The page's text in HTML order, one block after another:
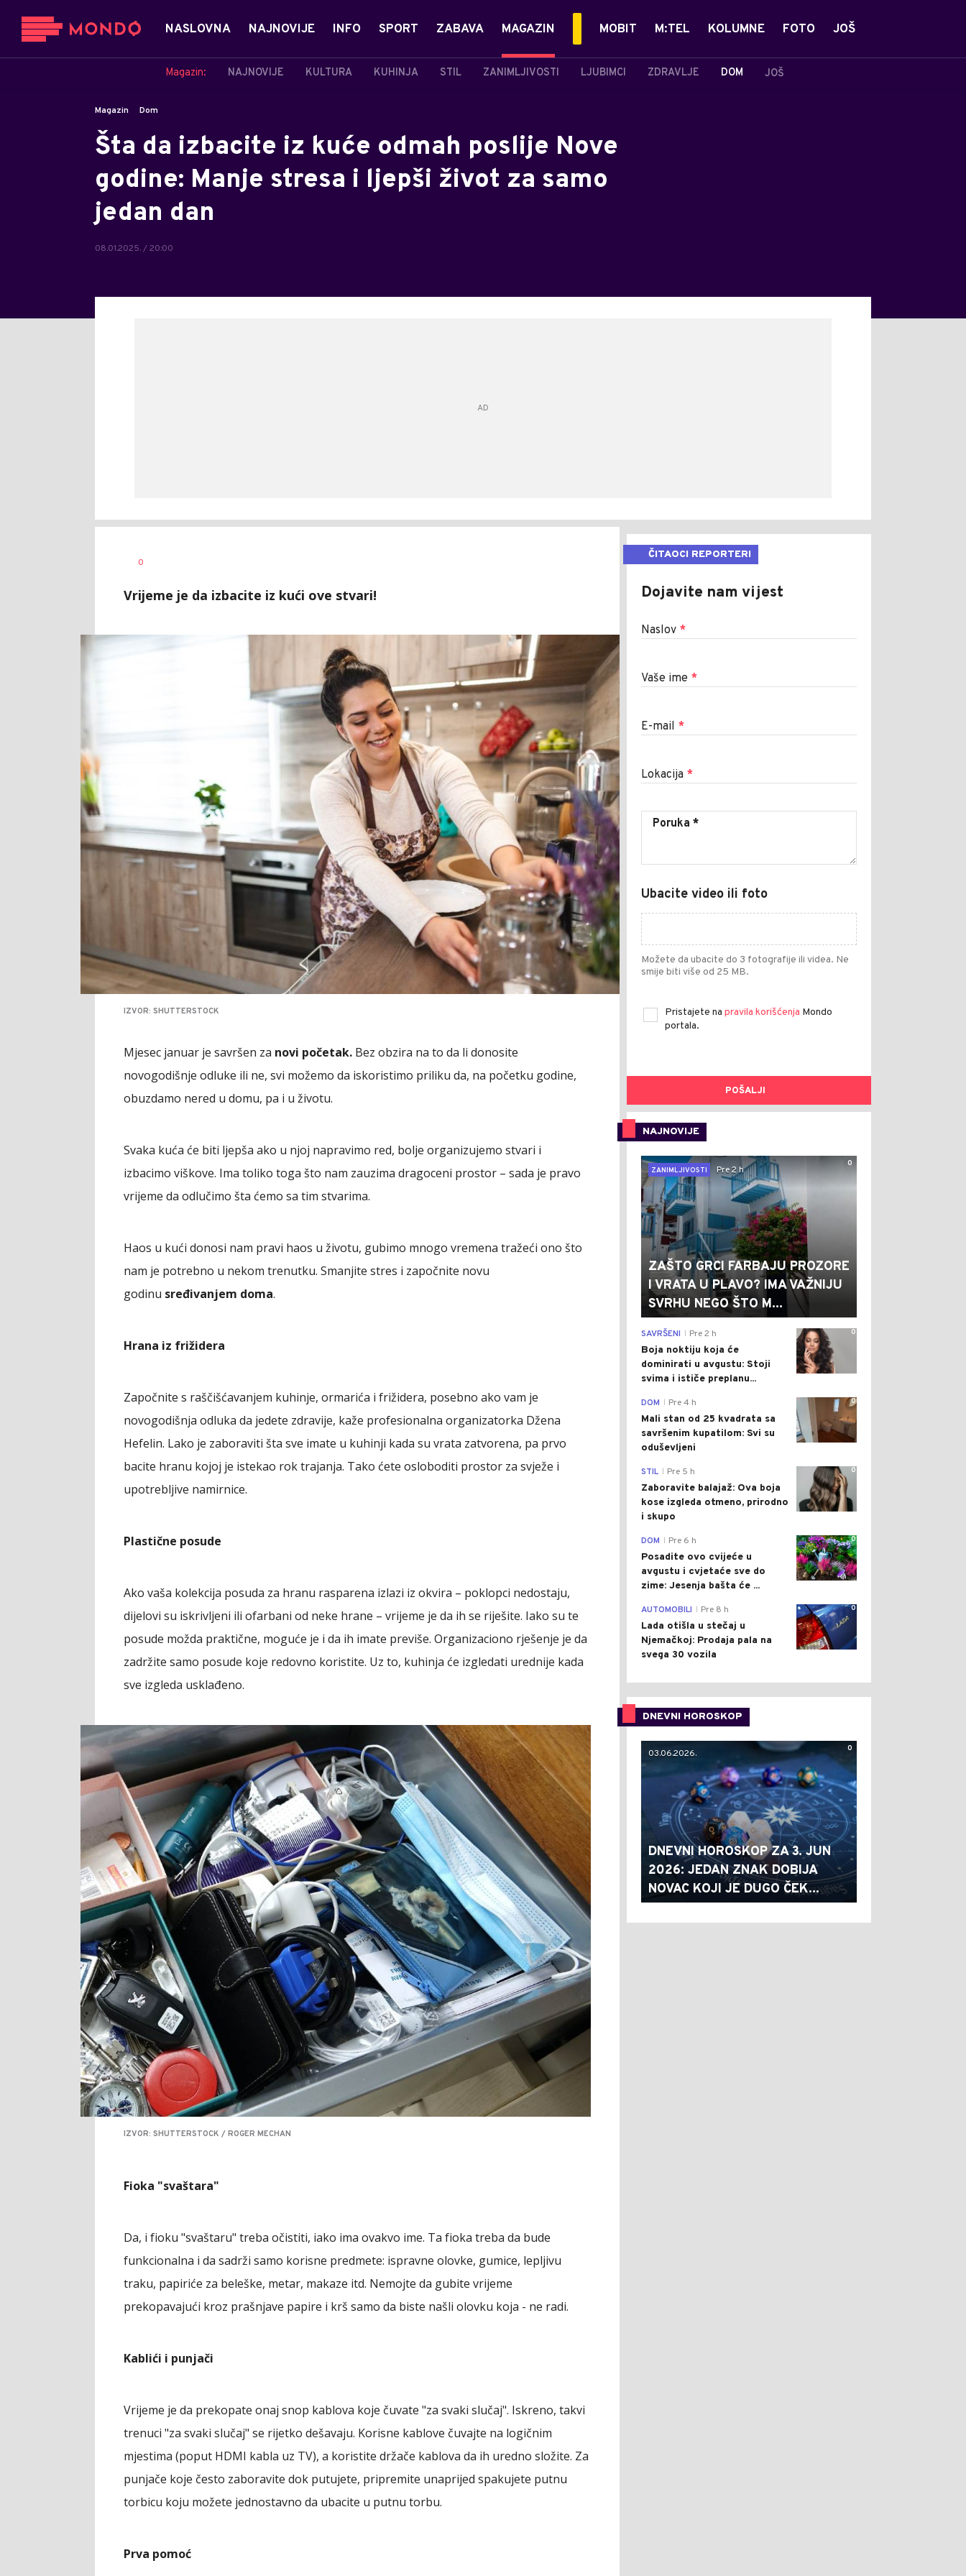
NASLOVNA NAJNOVIJE INFO SPORT ZABAVA MAGAZIN
Magazin: NAJNOVIJE KULTURA KUHINJA STIL ZANIMLJIVOSTI LJUBIMCI ZDRAVLJE DOM JOŠ
MOBIT M:TEL KOLUMNE FOTO JOŠ
Magazin Dom
Šta da izbacite iz kuće odmah poslije Nove
godine: Manje stresa i ljepši život za samo
jedan dan
08.01.2025. / 20:00
AUTOR
0
Vrijeme je da izbacite iz kući ove stvari!
IZVOR: SHUTTERSTOCK
Mjesec januar je savršen za novi početak. Bez obzira na to da li donosite
novogodišnje odluke ili ne, svi možemo da iskoristimo priliku da, na početku godine,
obuzdamo nered u domu, pa i u životu.
Svaka kuća će biti ljepša ako u njoj napravimo red, bolje organizujemo stvari i
izbacimo viškove. Ima toliko toga što nam zauzima dragoceni prostor – sada je pravo
vrijeme da odlučimo šta ćemo sa tim stvarima.
Haos u kući donosi nam pravi haos u životu, gubimo mnogo vremena tražeći ono što
nam je potrebno u nekom trenutku. Smanjite stres i započnite novu
godinu sređivanjem doma.
Hrana iz frižidera
Započnite s raščišćavanjem kuhinje, ormarića i frižidera, posebno ako vam je
novogodišnja odluka da jedete zdravije, kaže profesionalna organizatorka Džena
Hefelin. Lako je zaboraviti šta sve imate u kuhinji kada su vrata zatvorena, pa prvo
bacite hranu kojoj je istekao rok trajanja. Tako ćete osloboditi prostor za svježe i
upotrebljive namirnice.
Plastične posude
Ako vaša kolekcija posuda za hranu rasparena izlazi iz okvira – poklopci nedostaju,
dijelovi su iskrivljeni ili ofarbani od neke hrane – vrijeme je da ih se riješite. Iako su te
posude možda praktične, moguće je i da ih imate previše. Organizaciono rješenje je da
zadržite samo posude koje redovno koristite. Uz to, kuhinja će izgledati urednije kada
sve izgleda usklađeno.
IZVOR: SHUTTERSTOCK / ROGER MECHAN
Fioka "svaštara"
Da, i fioku "svaštaru" treba očistiti, iako ima ovakvo ime. Ta fioka treba da bude
funkcionalna i da sadrži samo korisne predmete: ispravne olovke, gumice, lepljivu
traku, papiriće za beleške, metar, makaze itd. Nemojte da gubite vrijeme
prekopavajući kroz prašnjave papire i krš samo da biste našli olovku koja - ne radi.
Kablići i punjači
Vrijeme je da prekopate onaj snop kablova koje čuvate "za svaki slučaj". Iskreno, takvi
trenuci "za svaki slučaj" se rijetko dešavaju. Korisne kablove čuvajte na logičnim
mjestima (poput HDMI kabla uz TV), a koristite držače kablova da ih uredno složite. Za
punjače koje često zaboravite dok putujete, pripremite unaprijed spakujete putnu
torbicu koju možete jednostavno da ubacite u putnu torbu.
Prva pomoć
ČITAOCI REPORTERI
Dojavite nam vijest
Naslov *
Vaše ime *
E-mail *
Lokacija *
Ubacite video ili foto
Možete da ubacite do 3 fotografije ili videa. Ne
smije biti više od 25 MB.
Pristajete na pravila korišćenja Mondo
portala.
POŠALJI
NAJNOVIJE
0
ZANIMLJIVOSTI
Pre 2 h
ZAŠTO GRCI FARBAJU PROZORE
I VRATA U PLAVO? IMA VAŽNIJU
SVRHU NEGO ŠTO M...
0
SAVRŠENI Pre 2 h
Boja noktiju koja će
dominirati u avgustu: Stoji
svima i ističe preplanu...
0
DOM Pre 4 h
Mali stan od 25 kvadrata sa
savršenim kupatilom: Svi su
oduševljeni
0
STIL Pre 5 h
Zaboravite balajaž: Ova boja
kose izgleda otmeno, prirodno
i skupo
0
DOM Pre 6 h
Posadite ovo cvijeće u
avgustu i cvjetaće sve do
zime: Jesenja bašta će ...
0
AUTOMOBILI Pre 8 h
Lada otišla u stečaj u
Njemačkoj: Prodaja pala na
svega 30 vozila
DNEVNI HOROSKOP
0
03.06.2026.
DNEVNI HOROSKOP ZA 3. JUN
2026: JEDAN ZNAK DOBIJA
NOVAC KOJI JE DUGO ČEK...